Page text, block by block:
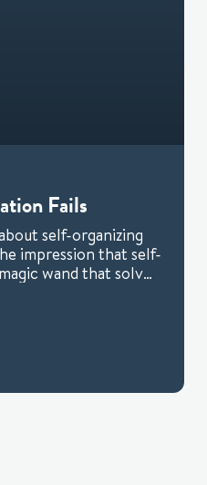
Fails
self-organizing
impression that self-
wand that solves